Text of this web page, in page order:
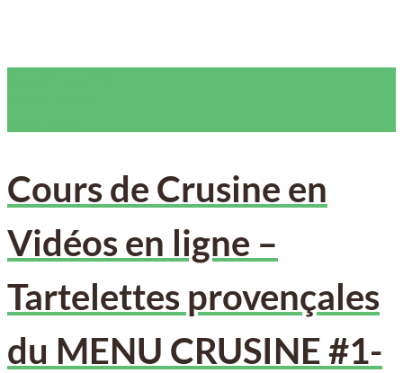
Cours de Crusine en
Vidéos en ligne –
Tartelettes provençales
du MENU CRUSINE #1-